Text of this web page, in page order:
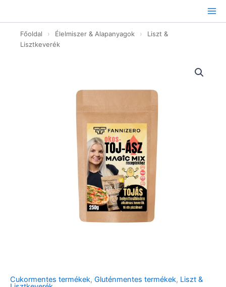
tartalomhoz
Főoldal › Élelmiszer & Alapanyagok ›
Liszt &
Lisztkeverék
Cukormentes termékek, Gluténmentes termékek, Liszt &